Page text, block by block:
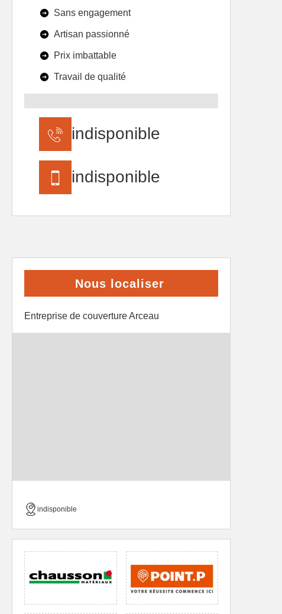
Sans engagement
Artisan passionné
Prix imbattable
Travail de qualité
indisponible
indisponible
Nous localiser
Entreprise de couverture Arceau
indisponible